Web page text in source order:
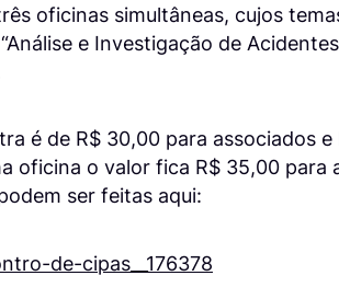
oficinas simultâneas, cujos
e Investigação de
é de R$ 30,00 para associados
oficina o valor fica R$ 35,00 para
ser feitas aqui:
de-cipas__176378